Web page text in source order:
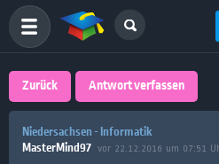
Zurück Antwort verfassen
Niedersachsen - Informatik
MasterMind97 vor 22.12.2016 um 07:51